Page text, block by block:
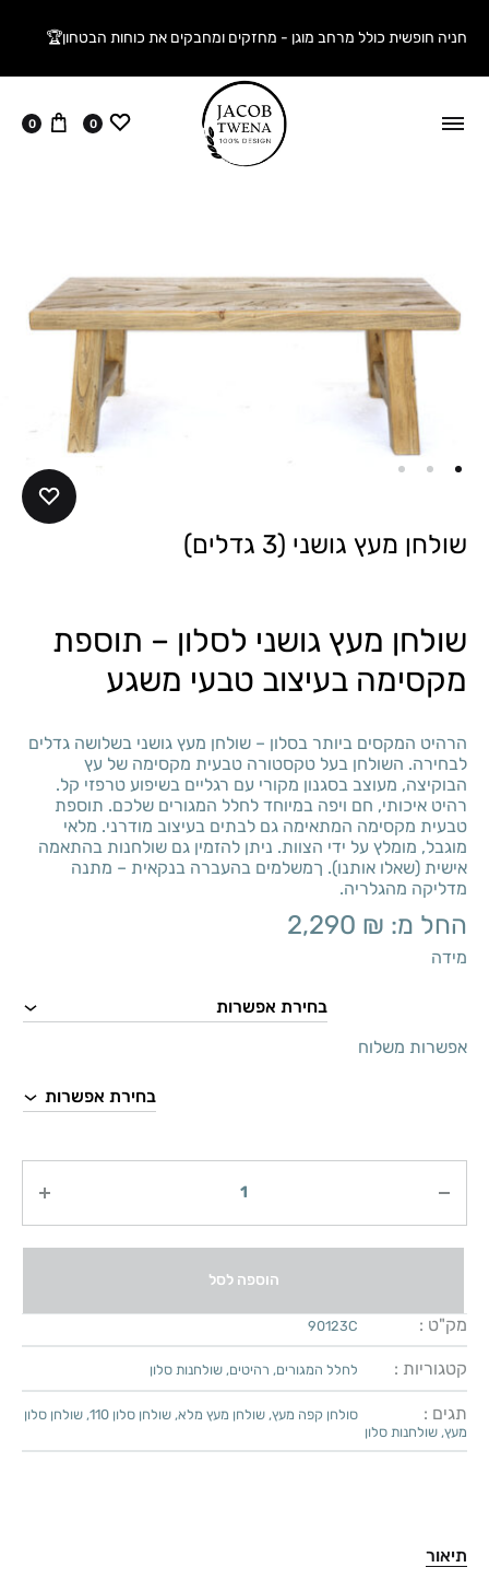
חניה חופשית כולל מרחב מוגן - מחזקים ומחבקים את כוחות הבטחון🏆
ווישליסט
0 עגלה
0
שולחן מעץ גושני (3 גדלים)
שולחן מעץ גושני לסלון – תוספת
מקסימה בעיצוב טבעי משגע
הרהיט המקסים ביותר בסלון – שולחן מעץ גושני בשלושה גדלים
לבחירה. השולחן בעל טקסטורה טבעית מקסימה של עץ
הבוקיצה, מעוצב בסגנון מקורי עם רגליים בשיפוע טרפזי קל.
רהיט איכותי, חם ויפה במיוחד לחלל המגורים שלכם. תוספת
טבעית מקסימה המתאימה גם לבתים בעיצוב מודרני. מלאי
מוגבל, מומלץ על ידי הצוות. ניתן להזמין גם שולחנות בהתאמה
אישית (שאלו אותנו). ךמשלמים בהעברה בנקאית – מתנה
מדליקה מהגלריה.
החל מ: 2,290 ₪
מידה
אפשרות משלוח
הוספה לסל
מק"ט : 90123C
קטגוריות : לחלל המגורים, רהיטים, שולחנות סלון
תגים : סולחן קפה מעץ, שולחן מעץ מלא, שולחן סלון 110 , שולחן סלון
מעץ, שולחנות סלון
תיאור